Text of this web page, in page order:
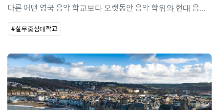
다른 어떤 영국 음악 학교보다 오랫동안 음악 학위와 현대 음악
과정을 개발 및 제공해 왔다.ICMP 음악 대학은 기타, 베이스, 드
럼, 보컬, 작곡, 음..
#실무중심대학교